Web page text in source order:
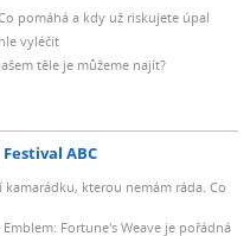
pomáhá a kdy už riskujete úpal
vyléčit
těle je můžeme najít?
Festival ABC
kterou nemám ráda. Co
Fortune's Weave je pořádná